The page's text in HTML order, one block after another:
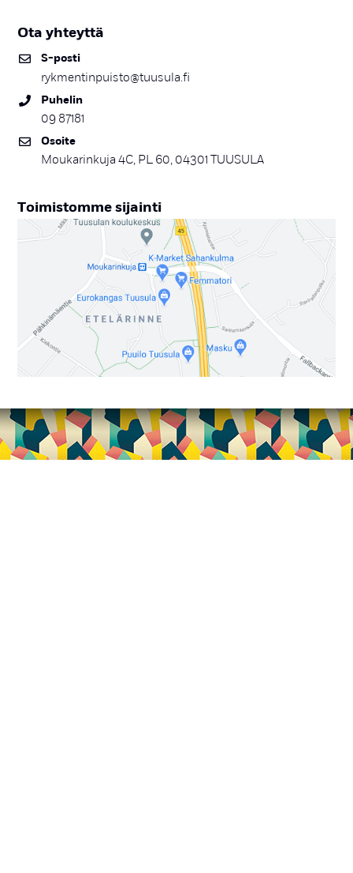
Ota yh­teyt­tä
S-pos­ti
rykmentinpuisto@tuusula.fi
Pu­he­lin
09 87181
Osoi­te
Moukarinkuja 4C, PL 60, 04301 TUUSULA
Toi­mis­tom­me si­jain­ti